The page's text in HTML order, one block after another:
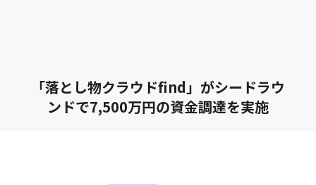
「落とし物クラウドfind」がシードラウ
ンドで7,500万円の資⾦調達を実施